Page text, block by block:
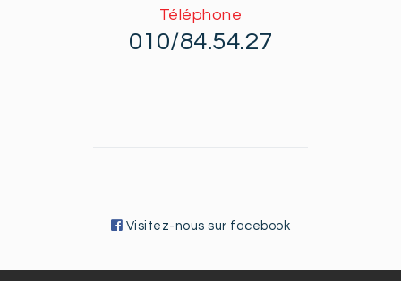
Téléphone
010/84.54.27
Visitez-nous sur facebook